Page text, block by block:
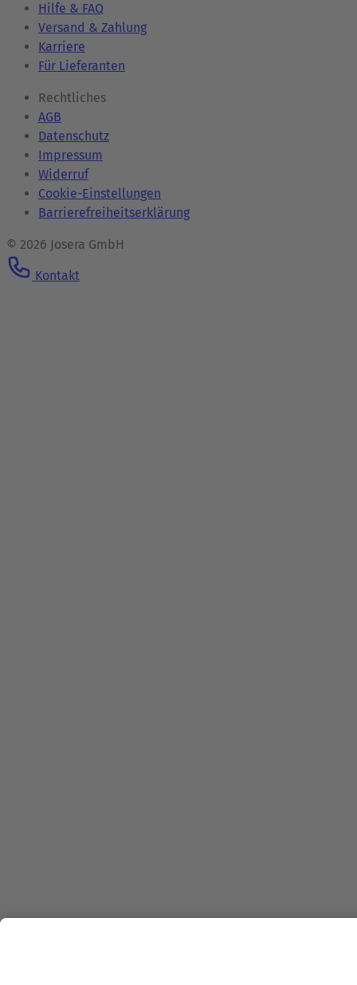
Hilfe & FAQ
Versand & Zahlung
Karriere
Für Lieferanten
Rechtliches
AGB
Datenschutz
Impressum
Widerruf
Cookie-Einstellungen
Barrierefreiheitserklärung
© 2026 Josera GmbH
Kontakt